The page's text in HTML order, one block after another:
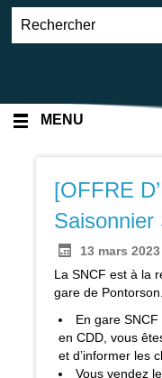
MENU
[OFFRE
Saisonnier
13 mars 2023
La SNCF est à la
gare de Pontorson.
En gare
en CDD, vous
et d’informer les
Vous vendez